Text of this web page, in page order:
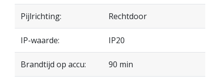
Pijlrichting: Rechtdoor
IP-waarde: IP20
Brandtijd op accu: 90 min